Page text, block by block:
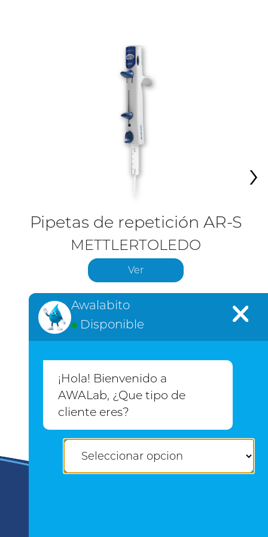
Pipetas de repetición AR-S
METTLERTOLEDO
Ver
›
AWALab de México
Awalabito
Disponible
¡Hola! Bienvenido a
AWALab, ¿Que tipo de
cliente eres?